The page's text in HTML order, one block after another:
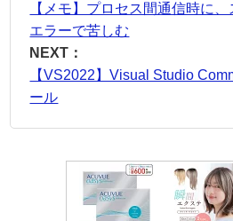
【メモ】プロセス間通信時に
エラーで苦しむ
NEXT：
【VS2022】Visual Studio
ール